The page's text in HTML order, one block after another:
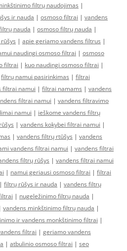
filtrų naudojimas |
ir nauda | osmoso filtrai | vandens
nauda | osmoso filtrų nauda |
| apie geriamo vandens filtrus |
naudingi osmoso filtrai | osmoso
filtrai | kuo naudingi osmoso filtrai |
filtrų namui pasirinkimas | filtrai
filtrai namui | filtrai namams | vandens
filtrai namui | vandens filtravimo
namui | ieškome vandens filtrų
| vandens kokybei filtrai namui |
| vandens filtrų rtūšys | vandens
vandens filtrai namui | vandens filtrai
filtrų rūšys | vandens filtrai namui
| namui geriausi osmoso filtrai | filtrai
| filtrų rūšys ir nauda | vandens filtrų
| nugeležinimo filtrų nauda |
vandens minkštinimo filtrų nauda |
ir vandens monkštinimo filtrai |
filtrai | geriamo vandens
| atbulinio osmoso filtrai | seo